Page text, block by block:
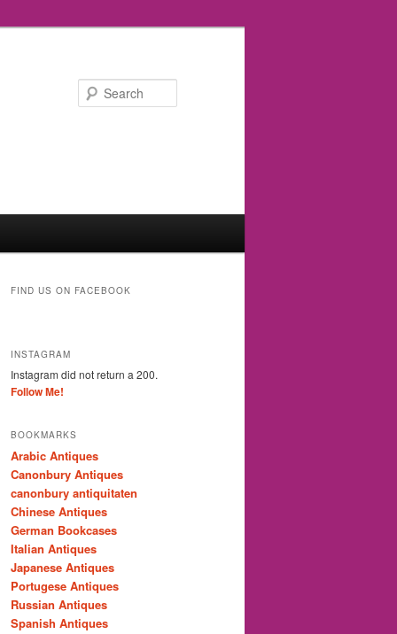
FIND US ON FACEBOOK
INSTAGRAM
Instagram did not return a 200.
Follow Me!
BOOKMARKS
Arabic Antiques
Canonbury Antiques
canonbury antiquitaten
Chinese Antiques
German Bookcases
Italian Antiques
Japanese Antiques
Portugese Antiques
Russian Antiques
Spanish Antiques